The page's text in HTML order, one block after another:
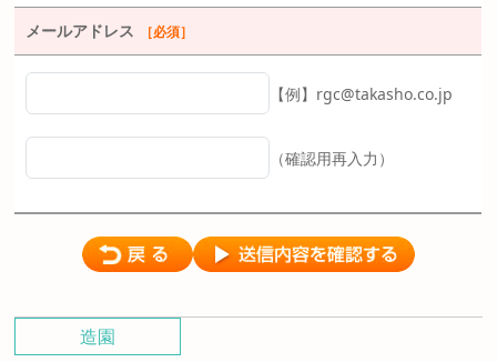
造園
メールアドレス ［必須］
【例】rgc@takasho.co.jp
（確認用再入力）